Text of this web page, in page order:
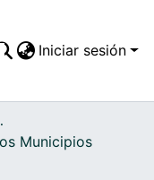
DSpace
Iniciar sesión
del Cauca
Municipios